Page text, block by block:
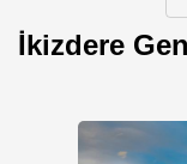
İkizdere